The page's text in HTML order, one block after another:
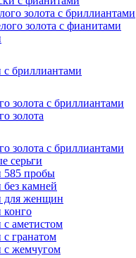
золота с бриллиантами
золота с фианитами
с бриллиантами
золота с бриллиантами
золота
золота с бриллиантами
серьги
585 пробы
без камней
для женщин
конго
с аметистом
с гранатом
с жемчугом